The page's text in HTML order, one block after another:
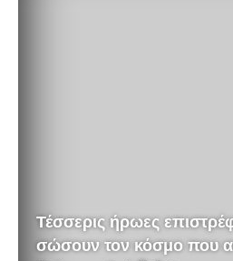
Τέσσερις ήρωες
σώσουν τον κόσμο που